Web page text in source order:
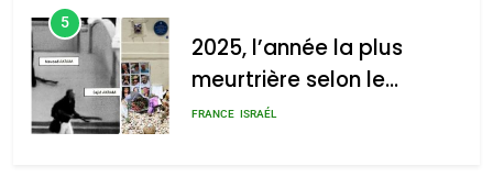
l’antisémitisme
admin 0
5
2025, l’année la plus
meurtrière selon le
rapport d’ADL contre
FRANCE ISRAÉL